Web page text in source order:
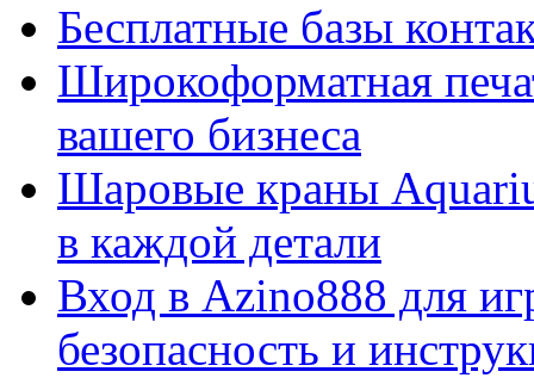
Бесплатные базы
Широкоформатная
вашего бизнеса
Шаровые краны
в каждой детали
Вход в Azino888 для
безопасность и